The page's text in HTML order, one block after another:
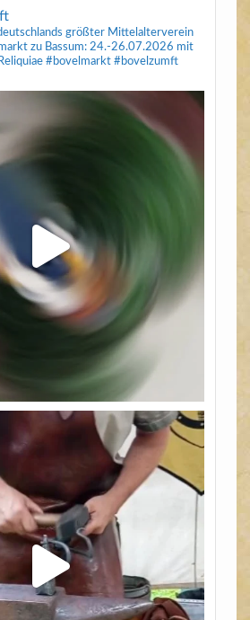
größter Mittelalterverein
zu Bassum: 24.-26.07.2026 mit
#bovelmarkt #bovelzumft